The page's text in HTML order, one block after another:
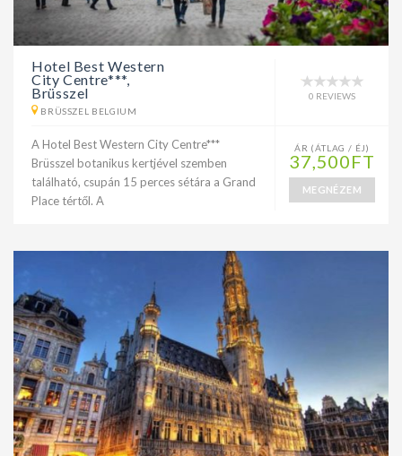
Hotel Best Western
City Centre***,
Brüsszel
BRÜSSZEL BELGIUM
0 REVIEWS
A Hotel Best Western City Centre***
Brüsszel botanikus kertjével szemben
található, csupán 15 perces sétára a Grand
Place tértől. A
ÁR (ÁTLAG / ÉJ)
37,500FT
MEGNÉZEM